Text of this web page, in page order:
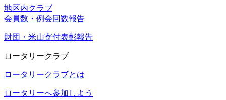
地区内クラブ
会員数・例会回数報告
財団・米山寄付表彰報告
ロータリークラブ
ロータリークラブとは
ロータリーへ参加しよう